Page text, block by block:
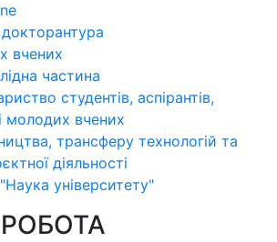
вчених
частина
студентів, аспірантів,
молодих вчених
трансферу технологій та
діяльності
університету"